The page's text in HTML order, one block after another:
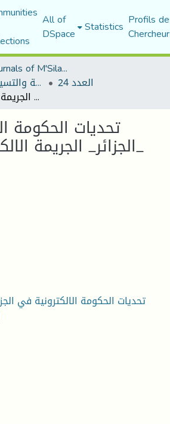
All of
DSpace Statistics Profils
Scientific Journals of M'Sila University
مجلة العلوم الاقتصادية والتسيير والعلوم التجارية العدد 24
تحديات الحكومة الالكترونية في الجزائر_ الجريمة الالكترونية نموذجا_
تحديات الحكومة
الجزائر_ الجريمة الالكترونية نموذجا_
تحديات الحكومة الالكترونية في